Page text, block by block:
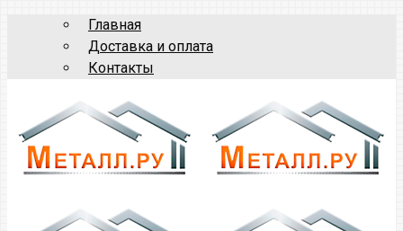
Главная
Доставка и оплата
Контакты